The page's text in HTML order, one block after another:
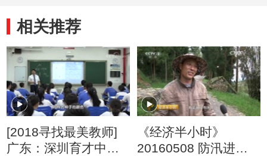
相关推荐
[2018寻找最美教师]
广东：深圳育才中学
《经济半小时》
20160508 防汛进行